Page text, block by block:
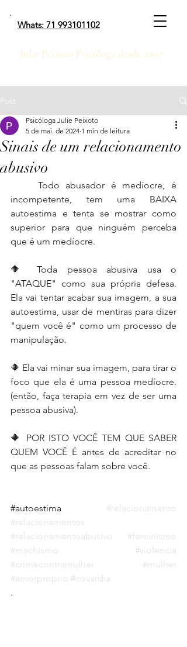
Julie Peixoto Psicóloga desde 2007
Whats: 71 993101102
Post
Sinais de um relacionamento
abusivo
Psicóloga Julie Peixoto
5 de mai. de 2024 1 min de leitura
incompetente, tem uma BAIXA
autoestima e tenta se mostrar como
superior para que ninguém perceba
que é um medíocre.
🔶 Toda pessoa abusiva usa o
"ATAQUE" como sua própria defesa.
Ela vai tentar acabar sua imagem, a sua
autoestima, usar de mentiras para dizer
"quem você é" como um processo de
manipulação.
🔶 Ela vai minar sua imagem, para tirar o
foco que ela é uma pessoa medíocre.
(então, faça terapia em vez de ser uma
pessoa abusiva).
🔶 POR ISTO VOCÊ TEM QUE SABER
QUEM VOCÊ É antes de acreditar no
que as pessoas falam sobre você.
#autoestima #relacionamento
#relacionamentos
#relacionamentoabusivo
#feminismo
#machismo
#violencia
#crimecontramulher
#mulher
#amorproprio #covardia
.